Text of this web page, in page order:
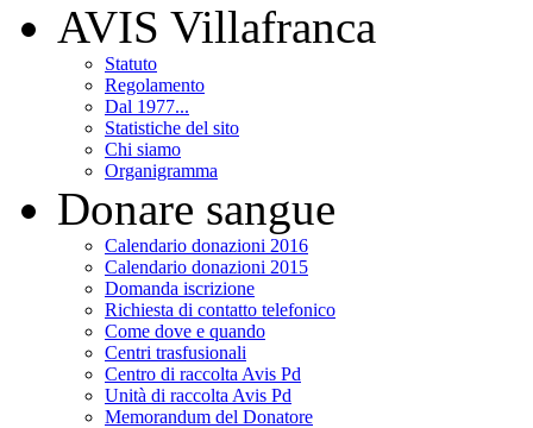
AVIS Villafranca
Statuto
Regolamento
Dal 1977...
Statistiche del sito
Chi siamo
Organigramma
Donare sangue
Calendario donazioni 2016
Calendario donazioni 2015
Domanda iscrizione
Richiesta di contatto telefonico
Come dove e quando
Centri trasfusionali
Centro di raccolta Avis Pd
Unità di raccolta Avis Pd
Memorandum del Donatore